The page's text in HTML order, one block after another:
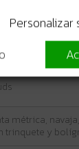
uds
métrica,
trinquete y
Personalizar